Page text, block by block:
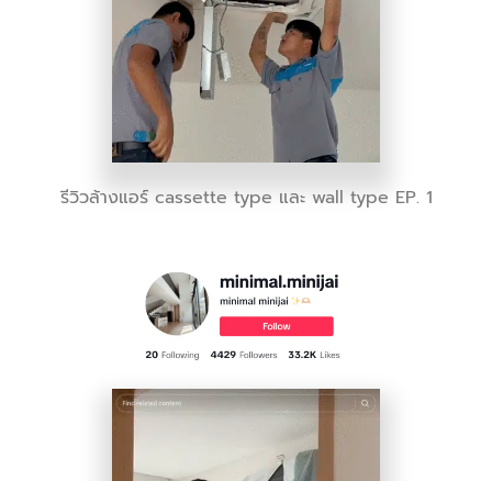
รีวิวล้างแอร์ cassette type และ wall type EP. 1